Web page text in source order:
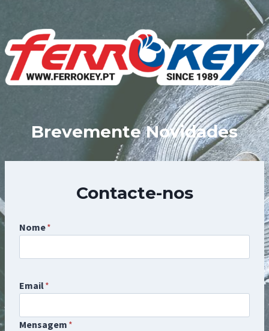
content
Brevemente Novidades
Contacte-nos
Nome*
Email*
Mensagem *